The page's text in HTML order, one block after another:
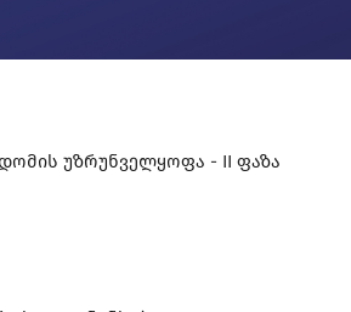
უზრუნველყოფა - II ფაზა